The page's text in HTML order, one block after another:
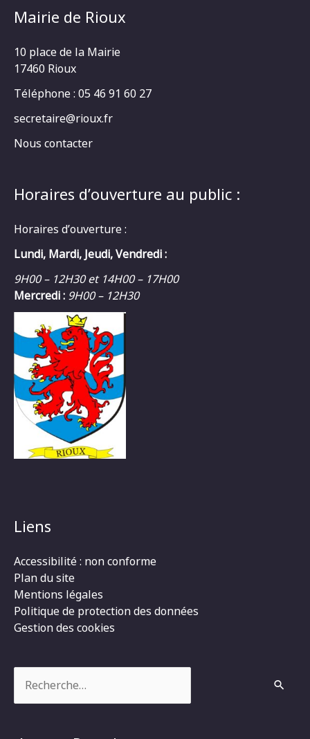
Mairie de Rioux
10 place de la Mairie
17460 Rioux
Téléphone : 05 46 91 60 27
secretaire@rioux.fr
Nous contacter
Horaires d’ouverture au public :
Horaires d’ouverture :
Lundi, Mardi, Jeudi, Vendredi :
9H00 – 12H30 et 14H00 – 17H00
Mercredi : 9H00 – 12H30
Liens
Accessibilité : non conforme
Plan du site
Mentions légales
Politique de protection des données
Gestion des cookies